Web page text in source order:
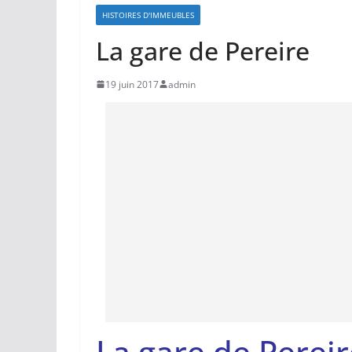
HISTOIRES D'IMMEUBLES
La gare de Pereire
19 juin 2017 admin